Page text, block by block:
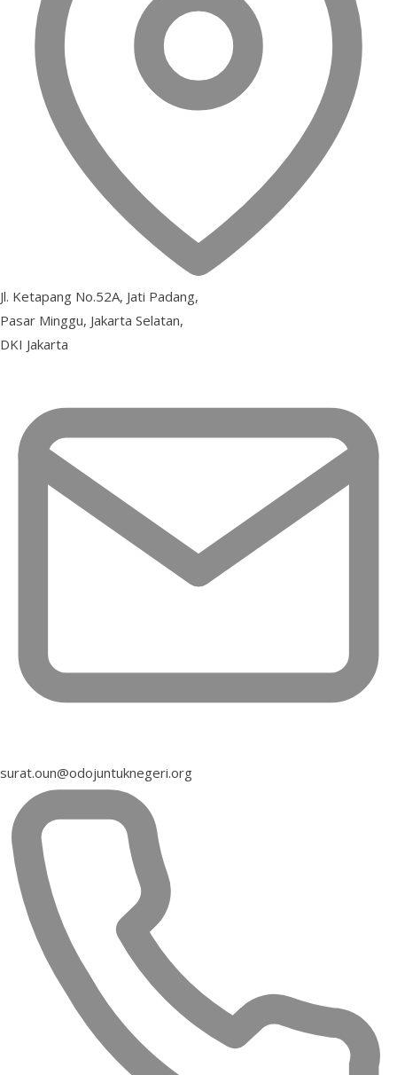
Jl. Ketapang No.52A, Jati Padang,
Pasar Minggu, Jakarta Selatan,
DKI Jakarta
surat.oun@odojuntuknegeri.org